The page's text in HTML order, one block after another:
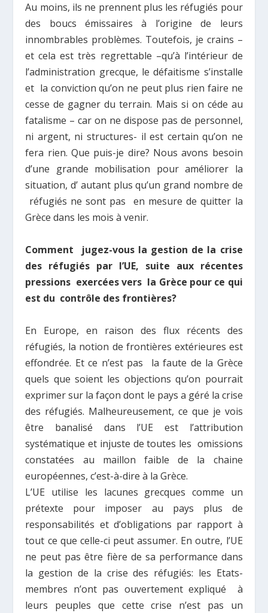
Au moins, ils ne prennent plus les réfugiés pour
des boucs émissaires à l’origine de leurs
innombrables problèmes. Toutefois, je crains –
et cela est très regrettable –qu’à l’intérieur de
l’administration grecque, le défaitisme s’installe
et la conviction qu’on ne peut plus rien faire ne
cesse de gagner du terrain. Mais si on céde au
fatalisme – car on ne dispose pas de personnel,
ni argent, ni structures- il est certain qu’on ne
fera rien. Que puis-je dire? Nous avons besoin
d’une grande mobilisation pour améliorer la
situation, d’ autant plus qu’un grand nombre de
réfugiés ne sont pas en mesure de quitter la
Grèce dans les mois à venir.
Comment jugez-vous la gestion de la crise
des réfugiés par l’UE, suite aux récentes
pressions exercées vers la Grèce pour ce qui
est du contrôle des frontières?
En Europe, en raison des flux récents des
réfugiés, la notion de frontières extérieures est
effondrée. Et ce n’est pas la faute de la Grèce
quels que soient les objections qu’on pourrait
exprimer sur la façon dont le pays a géré la crise
des réfugiés. Malheureusement, ce que je vois
être banalisé dans l’UE est l’attribution
systématique et injuste de toutes les omissions
constatées au maillon faible de la chaine
européennes, c’est-à-dire à la Grèce.
L’UE utilise les lacunes grecques comme un
prétexte pour imposer au pays plus de
responsabilités et d’obligations par rapport à
tout ce que celle-ci peut assumer. En outre, l’UE
ne peut pas être fière de sa performance dans
la gestion de la crise des réfugiés: les Etats-
membres n’ont pas ouvertement expliqué à
leurs peuples que cette crise n’est pas un